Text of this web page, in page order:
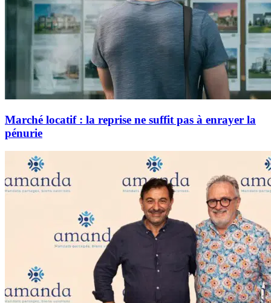
Marché locatif : la reprise ne suffit pas à enrayer la
pénurie